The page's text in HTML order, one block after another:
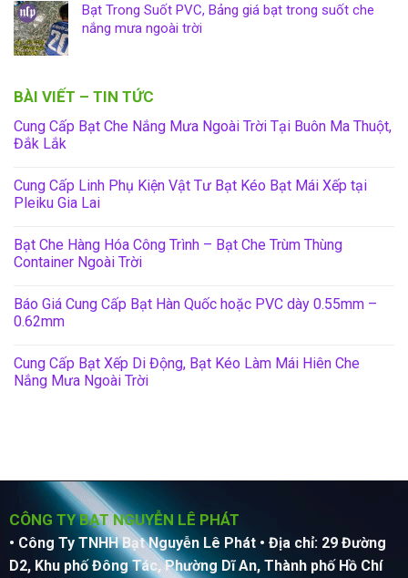
Bạt Trong Suốt PVC, Bảng giá bạt trong suốt che
nắng mưa ngoài trời
BÀI VIẾT – TIN TỨC
Cung Cấp Bạt Che Nắng Mưa Ngoài Trời Tại Buôn Ma Thuột,
Đắk Lắk
Cung Cấp Linh Phụ Kiện Vật Tư Bạt Kéo Bạt Mái Xếp tại
Pleiku Gia Lai
Bạt Che Hàng Hóa Công Trình – Bạt Che Trùm Thùng
Container Ngoài Trời
Báo Giá Cung Cấp Bạt Hàn Quốc hoặc PVC dày 0.55mm –
0.62mm
Cung Cấp Bạt Xếp Di Động, Bạt Kéo Làm Mái Hiên Che
Nắng Mưa Ngoài Trời
CÔNG TY BẠT NGUYỄN LÊ PHÁT
• Công Ty TNHH Bạt Nguyễn Lê Phát • Địa chỉ: 29 Đường
D2, Khu phố Đông Tác, Phường Dĩ An, Thành phố Hồ Chí